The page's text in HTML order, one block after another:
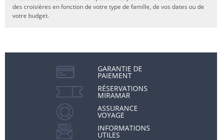
des croisières en fonction de votre type de famille, de vos dates ou de
votre budget.
GARANTIE DE
PAIEMENT
RÉSERVATIONS
MIRAMAR
ASSURANCE
VOYAGE
INFORMATIONS
UTILES